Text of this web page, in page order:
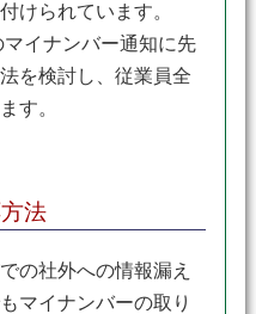
けられています。
イナンバー通知に先
を検討し、従業員全
す。
法
の社外への情報漏え
マイナンバーの取り